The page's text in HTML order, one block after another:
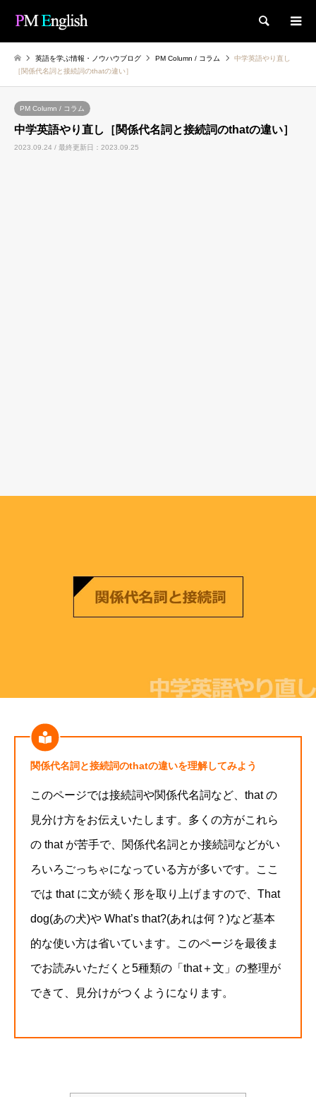
検索
英語を学ぶ情報・ノウハウブログ PM Column / コラム
中学英語やり直し
［関係代名詞と接続詞のthatの違い］
PM Column / コラム
中学英語やり直し［関係代名詞と接続詞のthatの違い］
2023.09.24 / 最終更新日：2023.09.25
関係代名詞と接続詞のthatの違いを理解してみよう
このページでは接続詞や関係代名詞など、that の
見分け方をお伝えいたします。多くの方がこれら
の that が苦手で、関係代名詞とか接続詞などがい
ろいろごっちゃになっている方が多いです。ここ
では that に文が続く形を取り上げますので、That
dog(あの犬)や What’s that?(あれは何？)など基本
的な使い方は省いています。このページを最後ま
でお読みいただくと5種類の「that＋文」の整理が
できて、見分けがつくようになります。